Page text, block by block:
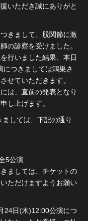
いただき誠にありがと
きまして、股関節に激
の診察を受けました。
行いました結果、本日
つきましては鴻巣さ
せていただきます。
は、直前の発表となり
し上げます。
しては、下記の通り
5公演
ましては、チケットの
ただけますようお願い
24日(木)12:00公演につ